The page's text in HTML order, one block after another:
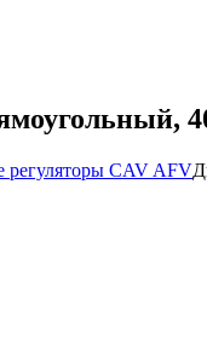
регуляторы CAV AFV